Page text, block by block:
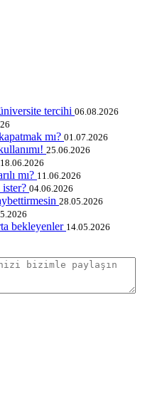
tercihi 06.08.2026
mı? 01.07.2026
25.06.2026
18.06.2026
mı? 11.06.2026
04.06.2026
28.05.2026
bekleyenler 14.05.2026